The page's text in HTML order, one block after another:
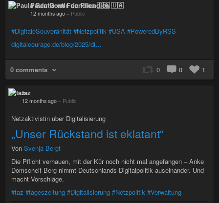
Paula Gentle on Friendica 🇺🇦
12 months ago – Public
#DigitaleSouveränität #Netzpolitik #USA #PoweredByRSS
digitalcourage.de/blog/2025/di…
0 comments 0 0 1
taz
12 months ago – Public
Netzaktivistin über Digitalisierung
„Unser Rückstand ist eklatant“
Von Svenja Bergt
Die Pflicht verhauen, mit der Kür noch nicht mal angefangen – Anke
Domscheit-Berg nimmt Deutschlands Digitalpolitik auseinander. Und
macht Vorschläge.
#taz #tageszeitung #Digitalisierung #Netzpolitik #Verwaltung